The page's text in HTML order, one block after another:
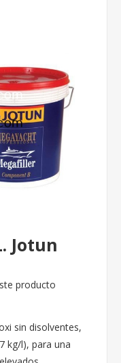
Jotun
producto
sin disolventes,
kg/l), para una